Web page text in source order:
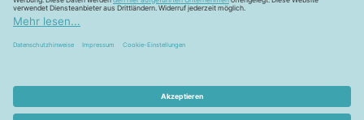
Barrierefreiheitserklärung
Pflegehinweise